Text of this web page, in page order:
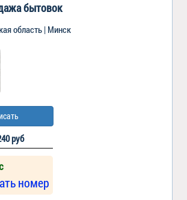
бытовок
область | Минск
руб
номер